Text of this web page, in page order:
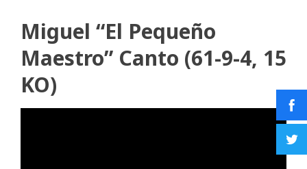
Miguel “El Pequeño
Maestro” Canto (61-9-4, 15
KO)